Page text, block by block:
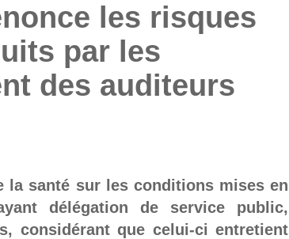
les risques
par les
des auditeurs
la santé sur les conditions mises en
délégation de service public,
considérant que celui-ci entretient